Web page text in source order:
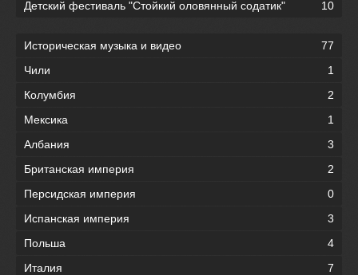
Детский фестиваль "Стойкий оловянный содатик" 10
Историческая музыка и видео
77
Чили
1
Колумбия
2
Мексика
1
Албания
3
Британская империя
2
Персидская империя
0
Испанская империя
3
Польша
4
Италия
7